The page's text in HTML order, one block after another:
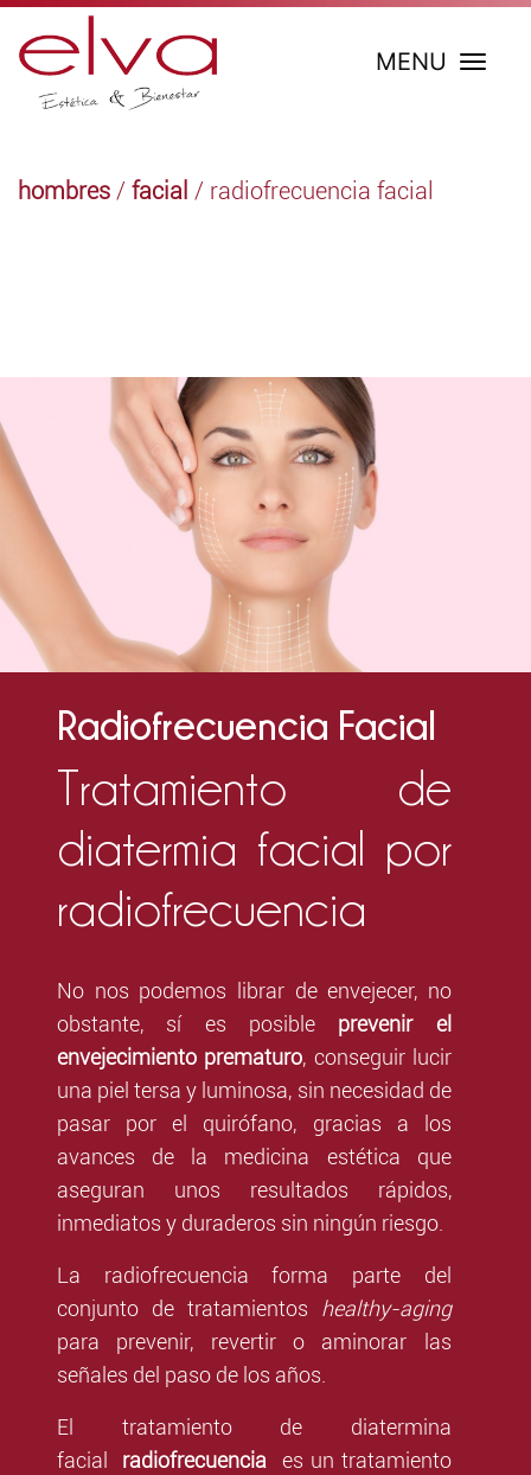
MENU
hombres / facial / radiofrecuencia facial
Radiofrecuencia Facial
Tratamiento de
diatermia facial por
radiofrecuencia
No nos podemos librar de envejecer, no
obstante, sí es posible prevenir el
envejecimiento prematuro, conseguir lucir
una piel tersa y luminosa, sin necesidad de
pasar por el quirófano, gracias a los
avances de la medicina estética que
aseguran unos resultados rápidos,
inmediatos y duraderos sin ningún riesgo.
La radiofrecuencia forma parte del
conjunto de tratamientos healthy-aging
para prevenir, revertir o aminorar las
señales del paso de los años.
El tratamiento de diatermina
facial radiofrecuencia
es un tratamiento